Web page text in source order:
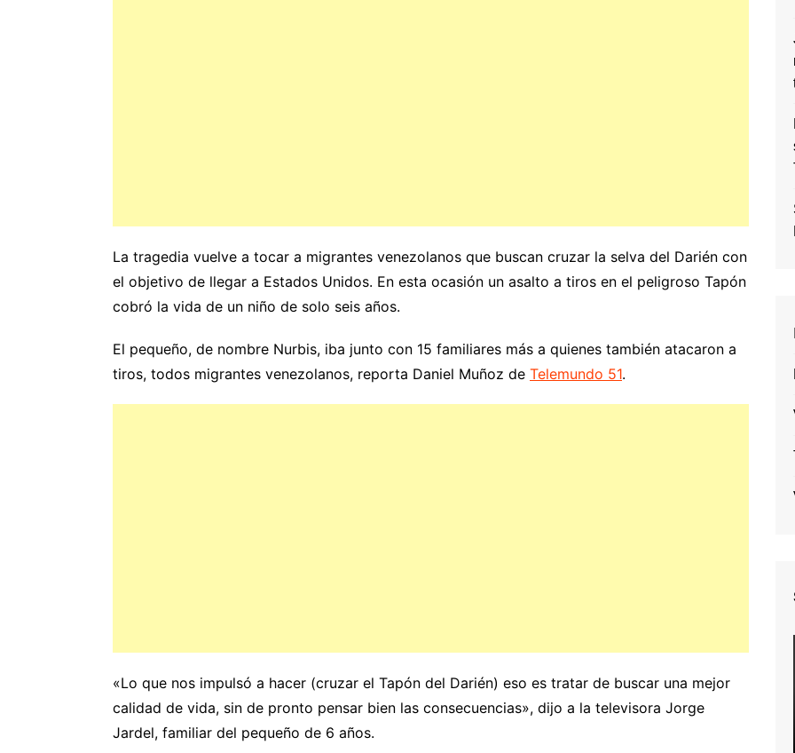
La tragedia vuelve a tocar a migrantes venezolanos que buscan cruzar la selva del Darién con
el objetivo de llegar a Estados Unidos. En esta ocasión un asalto a tiros en el peligroso Tapón
cobró la vida de un niño de solo seis años.
El pequeño, de nombre Nurbis, iba junto con 15 familiares más a quienes también atacaron a
tiros, todos migrantes venezolanos, reporta Daniel Muñoz de Telemundo 51.
«Lo que nos impulsó a hacer (cruzar el Tapón del Darién) eso es tratar de buscar una mejor
calidad de vida, sin de pronto pensar bien las consecuencias», dijo a la televisora Jorge
Jardel, familiar del pequeño de 6 años.